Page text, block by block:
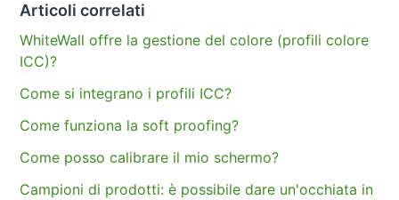
Articoli correlati
WhiteWall offre la gestione del colore (profili colore
ICC)?
Come si integrano i profili ICC?
Come funziona la soft proofing?
Come posso calibrare il mio schermo?
Campioni di prodotti: è possibile dare un'occhiata in